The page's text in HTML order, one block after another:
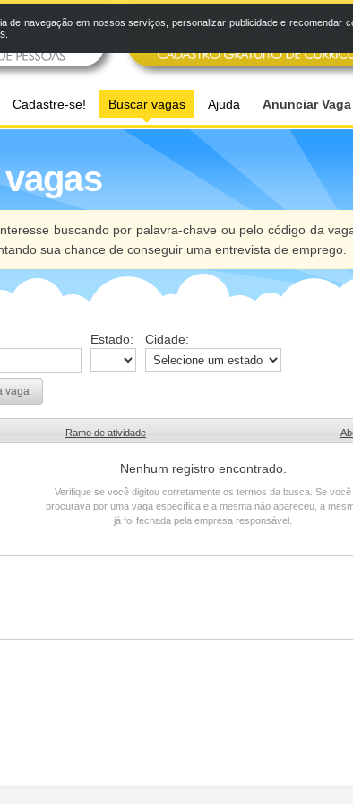
Cadastre-se! Buscar vagas Ajuda Anunciar Vaga
buscando por palavra-chave ou pelo código da
sua chance de conseguir uma entrevista de emprego.
Estado: Cidade:
vaga
Ramo de atividade
Nenhum registro encontrado.
Verifique se você digitou corretamente os termos da busca. Se você
procurava por uma vaga específica e a mesma não apareceu, a
já foi fechada pela empresa responsável.
navegação em nossos serviços, personalizar publicidade e recomendar